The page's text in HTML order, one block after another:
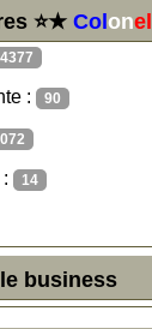
⭐★Colonel
4377
: 90
: 14
business